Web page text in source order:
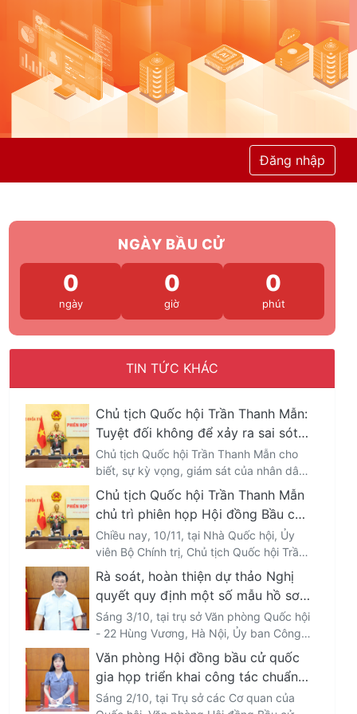
Đăng nhập
NGÀY BẦU CỬ
0
ngày
0
giờ
0
phút
TIN TỨC KHÁC
Chủ tịch Quốc hội Trần Thanh Mẫn:
Tuyệt đối không để xảy ra sai sót
ảnh hưởng đến quyền bầu cử, ứng
cử đại biểu Quốc hội, Hội đồng
nhân dân
Chủ tịch Quốc hội Trần Thanh Mẫn cho
biết, sự kỳ vọng, giám sát của nhân dân,
cử tri và dư luận xã hội đối với cuộc bầu
cử đại biểu Quốc hội khóa 16 và đại biểu
Hội đồng nhân dân các cấp nhiệm kỳ
2026-2031 ngày càng cao; đề nghị Hội
đồng Bầu cử Quốc gia cần bảo đảm đầy
đủ, đúng hạn, đồng bộ các yêu cầu,
công việc có tính pháp lý; tuyệt đối
không để xảy ra sai sót thủ tục ảnh
hưởng quyền bầu cử, ứng cử.
Chủ tịch Quốc hội Trần Thanh Mẫn
chủ trì phiên họp Hội đồng Bầu cử
quốc gia
Chiều nay, 10/11, tại Nhà Quốc hội, Ủy
viên Bộ Chính trị, Chủ tịch Quốc hội Trần
Thanh Mẫn, Chủ tịch Hội đồng Bầu cử
quốc gia đã chủ trì Phiên họp thứ 3 của
Hội đồng Bầu cử quốc gia.
Rà soát, hoàn thiện dự thảo Nghị
quyết quy định một số mẫu hồ sơ
sử dụng trong công tác bầu cử
Sáng 3/10, tại trụ sở Văn phòng Quốc hội
- 22 Hùng Vương, Hà Nội, Ủy ban Công
tác đại biểu đã tổ chức rà soát, hoàn
thiện dự thảo Nghị quyết của Hội đồng
bầu cử Quốc gia quy định về mẫu hồ sơ
ứng cử, phiếu bầu cử, nội dung phòng
Văn phòng Hội đồng bầu cử quốc
gia họp triển khai công tác chuẩn
bị bầu cử
Sáng 2/10, tại Trụ sở các Cơ quan của